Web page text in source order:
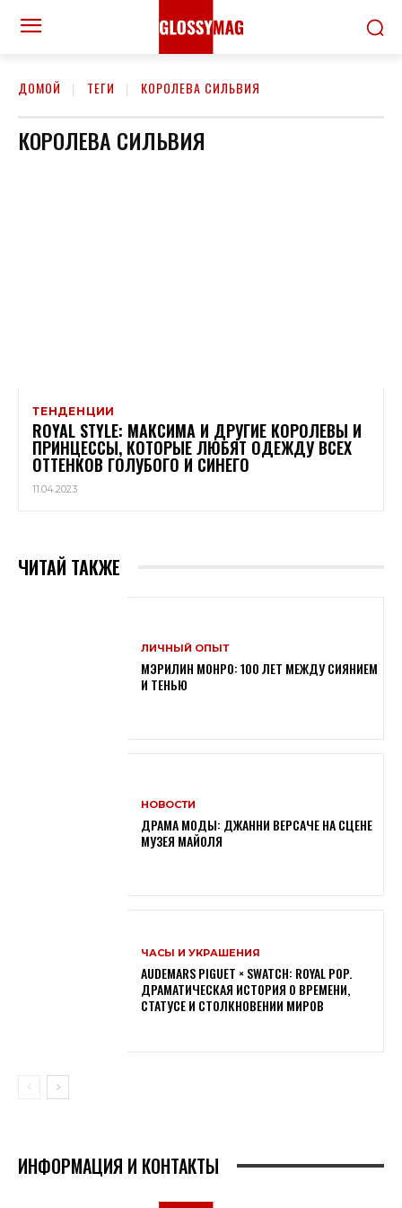
ДОМОЙ ТЕГИ КОРОЛЕВА СИЛЬВИЯ
КОРОЛЕВА СИЛЬВИЯ
ТЕНДЕНЦИИ
ROYAL STYLE: МАКСИМА И ДРУГИЕ КОРОЛЕВЫ И
ПРИНЦЕССЫ, КОТОРЫЕ ЛЮБЯТ ОДЕЖДУ ВСЕХ
ОТТЕНКОВ ГОЛУБОГО И СИНЕГО
11.04.2023
ЧИТАЙ ТАКЖЕ
ЛИЧНЫЙ ОПЫТ
МЭРИЛИН МОНРО: 100 ЛЕТ МЕЖДУ СИЯНИЕМ
И ТЕНЬЮ
НОВОСТИ
ДРАМА МОДЫ: ДЖАННИ ВЕРСАЧЕ НА СЦЕНЕ
МУЗЕЯ МАЙОЛЯ
ЧАСЫ И УКРАШЕНИЯ
AUDEMARS PIGUET × SWATCH: ROYAL POP.
ДРАМАТИЧЕСКАЯ ИСТОРИЯ О ВРЕМЕНИ,
СТАТУСЕ И СТОЛКНОВЕНИИ МИРОВ
ИНФОРМАЦИЯ И КОНТАКТЫ